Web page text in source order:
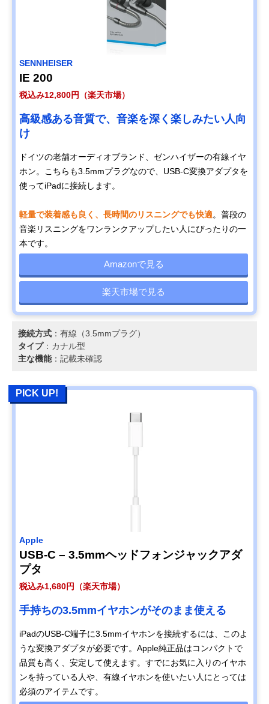
SENNHEISER
IE 200
税込み12,800円（楽天市場）
高級感ある音質で、音楽を深く楽しみたい人向
け
ドイツの老舗オーディオブランド、ゼンハイザーの有線イヤ
ホン。こちらも3.5mmプラグなので、USB-C変換アダプタを
使ってiPadに接続します。
軽量で装着感も良く、長時間のリスニングでも快適。普段の
音楽リスニングをワンランクアップしたい人にぴったりの一
本です。
Amazonで見る
楽天市場で見る
接続方式 ：有線（3.5mmプラグ）
タイプ：カナル型
主な機能：記載未確認
PICK UP!
Apple
USB-C – 3.5mmヘッドフォンジャックアダ
プタ
税込み1,680円（楽天市場）
手持ちの3.5mmイヤホンがそのまま使える
iPadのUSB-C端子に3.5mmイヤホンを接続するには、このよ
うな変換アダプタが必要です。Apple純正品はコンパクトで
品質も高く、安定して使えます。すでにお気に入りのイヤホ
ンを持っている人や、有線イヤホンを使いたい人にとっては
必須のアイテムです。